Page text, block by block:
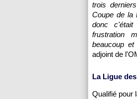
trois
Coupe de la
donc
frustration
beaucoup et
adjoint de
La Ligue
Qualifié pour